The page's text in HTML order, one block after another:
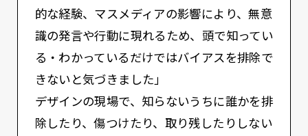
的な経験、マスメディアの影響により、無意
識の発⾔や⾏動に現れるため、頭で知ってい
る・わかっているだけではバイアスを排除で
きないと気づきました」
デザインの現場で、知らないうちに誰かを排
除したり、傷つけたり、取り残したりしない